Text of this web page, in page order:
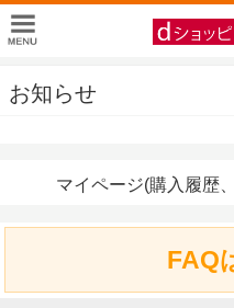
お知らせ
マイページ(購入履歴
FAQ